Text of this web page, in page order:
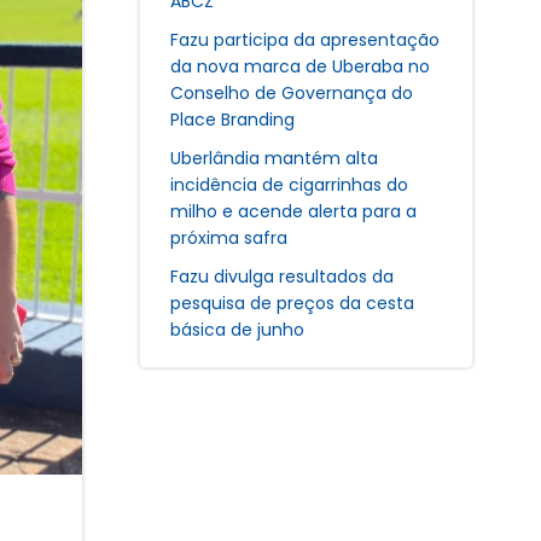
Fazu participa da apresentação
da nova marca de Uberaba no
Conselho de Governança do
Place Branding
Uberlândia mantém alta
incidência de cigarrinhas do
milho e acende alerta para a
próxima safra
Fazu divulga resultados da
pesquisa de preços da cesta
básica de junho